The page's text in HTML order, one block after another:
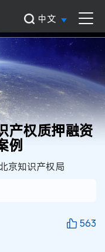
中文
产权质押融资
例
京知识产权局
563